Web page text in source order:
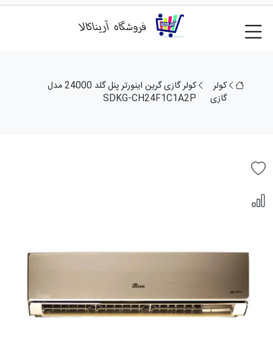
کولر
گازی
کولر گازی گرین اینورتر پنل گلد 24000 مدل
SDKG-CH24F1C1A2P